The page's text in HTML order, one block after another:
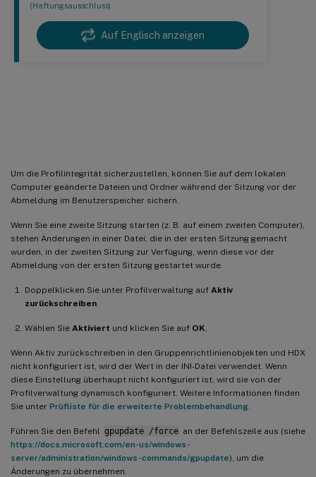
(Haftungsausschluss)
Auf Englisch anzeigen
Um die Profilintegrität sicherzustellen, können Sie auf dem lokalen
Computer geänderte Dateien und Ordner während der Sitzung vor der
Abmeldung im Benutzerspeicher sichern.
Wenn Sie eine zweite Sitzung starten (z. B. auf einem zweiten Computer),
stehen Änderungen in einer Datei, die in der ersten Sitzung gemacht
wurden, in der zweiten Sitzung zur Verfügung, wenn diese vor der
Abmeldung von der ersten Sitzung gestartet wurde.
Doppelklicken Sie unter Profilverwaltung auf Aktiv
zurückschreiben
Wählen Sie Aktiviert und klicken Sie auf OK
Wenn Aktiv zurückschreiben in den Gruppenrichtlinienobjekten und HDX
nicht konfiguriert ist, wird der Wert in der INI-Datei verwendet. Wenn
diese Einstellung überhaupt nicht konfiguriert ist, wird sie von der
Profilverwaltung dynamisch konfiguriert. Weitere Informationen finden
Sie unter Prüfliste für die erweiterte Problembehandlung
Führen Sie den Befehl gpupdate /force an der Befehlszeile aus (siehe
https://docs.microsoft.com/en-us/windows-
server/administration/windows-commands/gpupdate), um die
Änderungen zu übernehmen.